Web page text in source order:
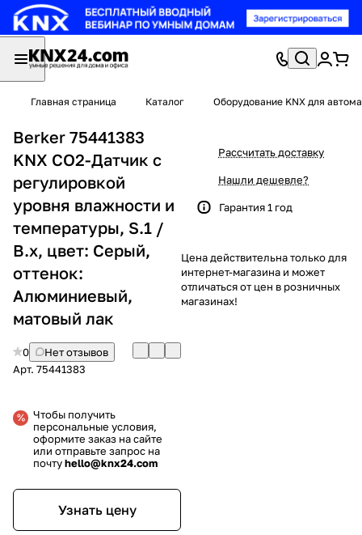
Главная страница Каталог Оборудование KNX для
Berker 75441383
KNX CO2-Датчик с
регулировкой
уровня влажности и
температуры, S.1 /
B.x, цвет: Серый,
оттенок:
Алюминиевый,
матовый лак
0
Нет отзывов
Арт. 75441383
Чтобы получить
персональные условия,
оформите заказ на сайте
или отправьте запрос на
почтуhello@knx24.com
Узнать цену
Рассчитать доставку
Нашли дешевле?
Гарантия 1 год
Цена действительна только для
интернет-магазина и может
отличаться от цен в розничных
магазинах!